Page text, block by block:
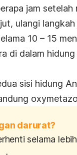
jam setelah
ulangi
10 – 15
di dalam
sisi hidung
darurat?
selama